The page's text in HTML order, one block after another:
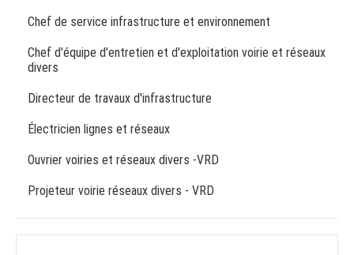
Chef de service infrastructure et environnement
Chef d'équipe d'entretien et d'exploitation voirie et réseaux
divers
Directeur de travaux d'infrastructure
Électricien lignes et réseaux
Ouvrier voiries et réseaux divers -VRD
Projeteur voirie réseaux divers - VRD